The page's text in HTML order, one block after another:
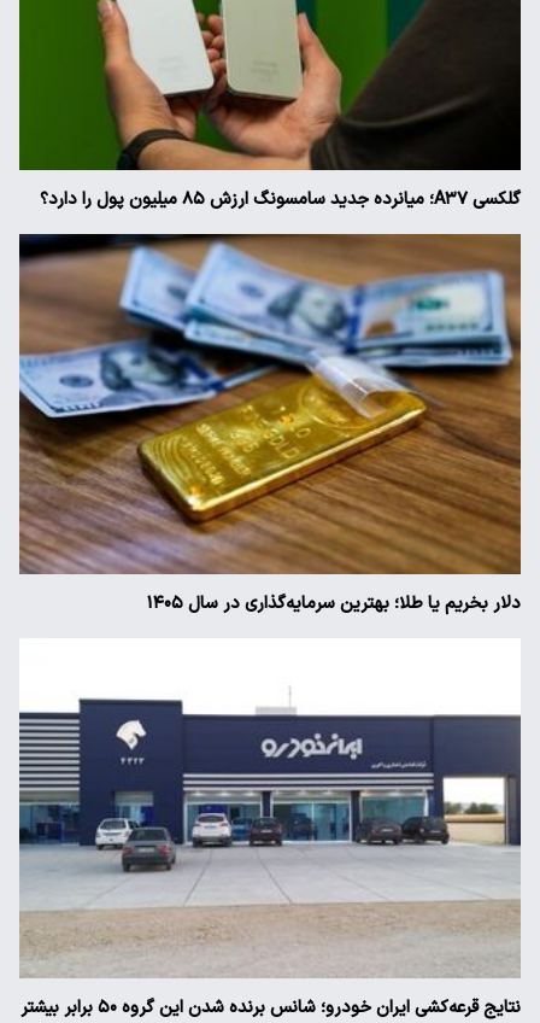
گلکسی A۳۷؛ میانرده جدید سامسونگ ارزش ۸۵ میلیون پول را دارد؟
دلار بخریم یا طلا؛ بهترین سرمایه‌گذاری در سال ۱۴۰۵
نتایج قرعه‌کشی ایران خودرو؛ شانس برنده شدن این گروه ۵۰ برابر بیشتر